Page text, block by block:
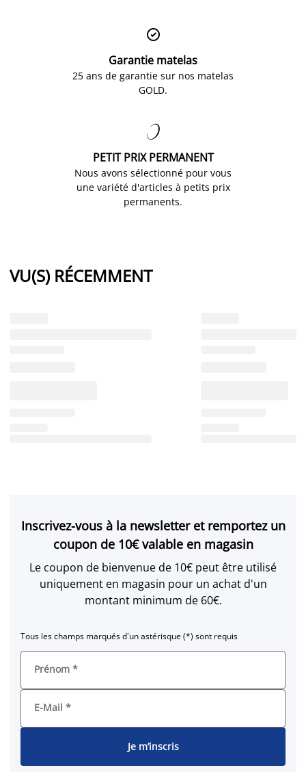

Garantie matelas
25 ans de garantie sur nos matelas
GOLD.

PETIT PRIX PERMANENT
Nous avons sélectionné pour vous
une variété d'articles à petits prix
permanents.
VU(S) RÉCEMMENT
Inscrivez-vous à la newsletter et remportez un
coupon de 10€ valable en magasin
Le coupon de bienvenue de 10€ peut être utilisé
uniquement en magasin pour un achat d'un
montant minimum de 60€.
Tous les champs marqués d'un astérisque (*) sont requis
Prénom *
E-Mail *
Je m’inscris